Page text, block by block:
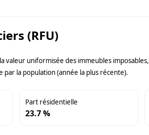
(RFU)
la valeur uniformisée des immeubles
par la population (année la plus récente).
Part résidentielle
23.7 %